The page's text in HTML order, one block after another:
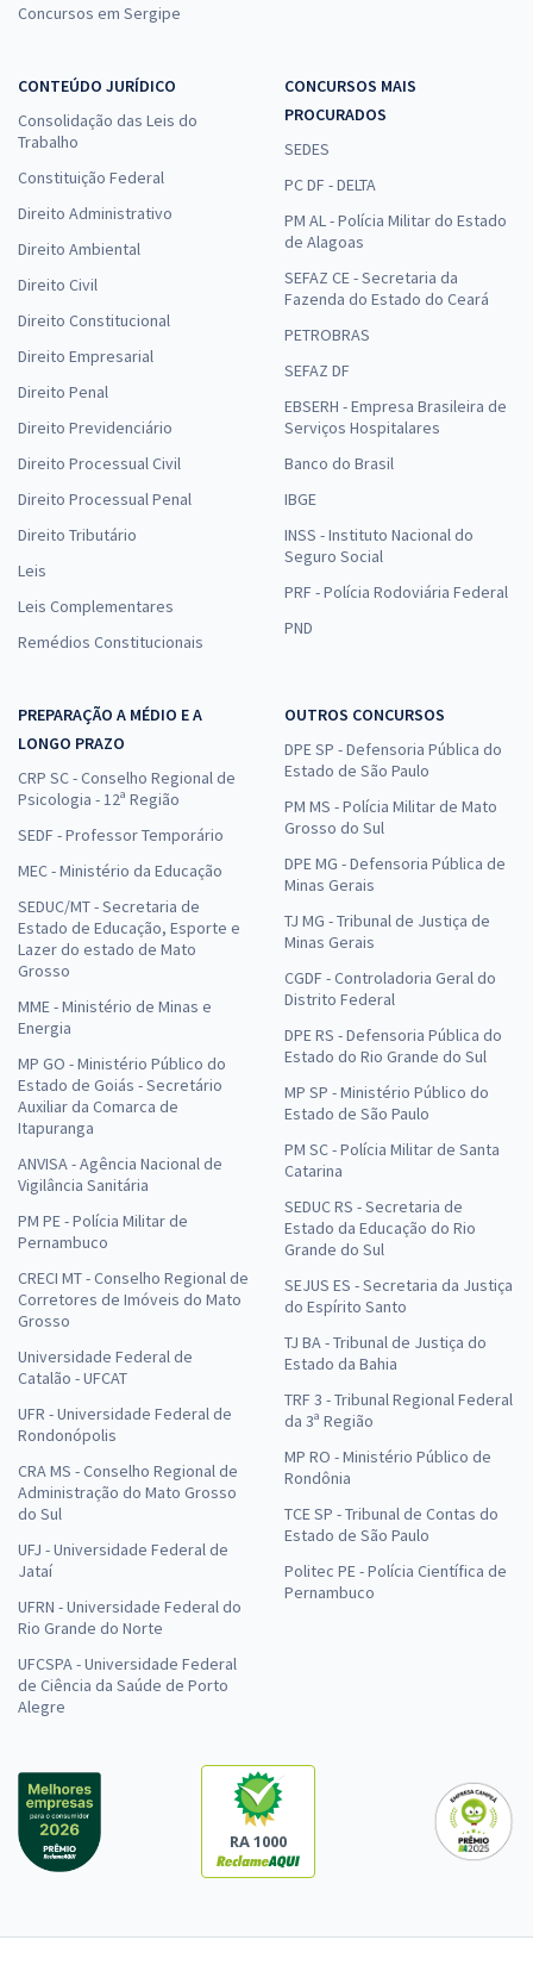
Concursos em Sergipe
CONTEÚDO JURÍDICO
Consolidação das Leis do
Trabalho
Constituição Federal
Direito Administrativo
Direito Ambiental
Direito Civil
Direito Constitucional
Direito Empresarial
Direito Penal
Direito Previdenciário
Direito Processual Civil
Direito Processual Penal
Direito Tributário
Leis
Leis Complementares
Remédios Constitucionais
CONCURSOS MAIS
PROCURADOS
SEDES
PC DF - DELTA
PM AL - Polícia Militar do Estado
de Alagoas
SEFAZ CE - Secretaria da
Fazenda do Estado do Ceará
PETROBRAS
SEFAZ DF
EBSERH - Empresa Brasileira de
Serviços Hospitalares
Banco do Brasil
IBGE
INSS - Instituto Nacional do
Seguro Social
PRF - Polícia Rodoviária Federal
PND
PREPARAÇÃO A MÉDIO E A
LONGO PRAZO
CRP SC - Conselho Regional de
Psicologia - 12ª Região
SEDF - Professor Temporário
MEC - Ministério da Educação
SEDUC/MT - Secretaria de
Estado de Educação, Esporte e
Lazer do estado de Mato
Grosso
MME - Ministério de Minas e
Energia
MP GO - Ministério Público do
Estado de Goiás - Secretário
Auxiliar da Comarca de
Itapuranga
ANVISA - Agência Nacional de
Vigilância Sanitária
PM PE - Polícia Militar de
Pernambuco
CRECI MT - Conselho Regional de
Corretores de Imóveis do Mato
Grosso
Universidade Federal de
Catalão - UFCAT
UFR - Universidade Federal de
Rondonópolis
CRA MS - Conselho Regional de
Administração do Mato Grosso
do Sul
UFJ - Universidade Federal de
Jataí
UFRN - Universidade Federal do
Rio Grande do Norte
UFCSPA - Universidade Federal
de Ciência da Saúde de Porto
Alegre
OUTROS CONCURSOS
DPE SP - Defensoria Pública do
Estado de São Paulo
PM MS - Polícia Militar de Mato
Grosso do Sul
DPE MG - Defensoria Pública de
Minas Gerais
TJ MG - Tribunal de Justiça de
Minas Gerais
CGDF - Controladoria Geral do
Distrito Federal
DPE RS - Defensoria Pública do
Estado do Rio Grande do Sul
MP SP - Ministério Público do
Estado de São Paulo
PM SC - Polícia Militar de Santa
Catarina
SEDUC RS - Secretaria de
Estado da Educação do Rio
Grande do Sul
SEJUS ES - Secretaria da Justiça
do Espírito Santo
TJ BA - Tribunal de Justiça do
Estado da Bahia
TRF 3 - Tribunal Regional Federal
da 3ª Região
MP RO - Ministério Público de
Rondônia
TCE SP - Tribunal de Contas do
Estado de São Paulo
Politec PE - Polícia Científica de
Pernambuco
RA 1000